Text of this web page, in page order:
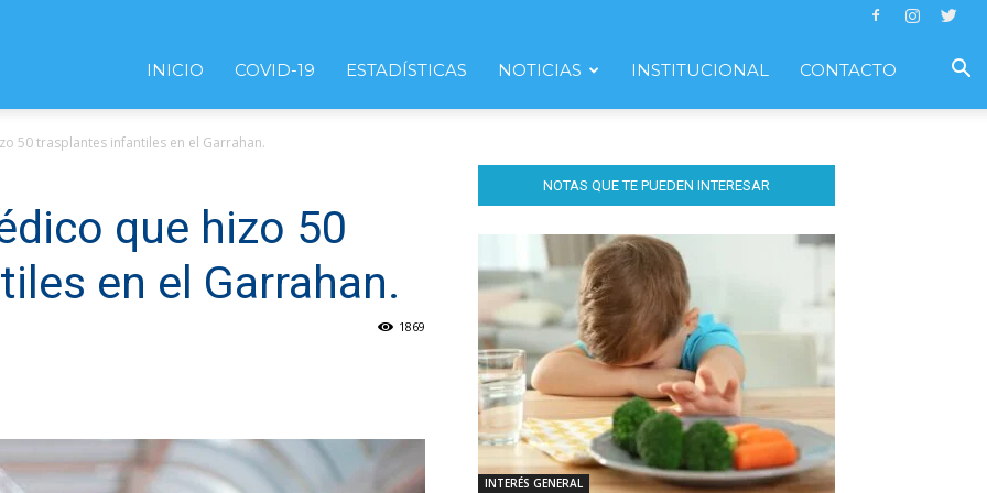
INICIO COVID-19 ESTADÍSTICAS NOTICIAS INSTITUCIONAL CONTACTO
50 trasplantes infantiles en el Garrahan.
que hizo 50
en el Garrahan.
1869
NOTAS QUE TE PUEDEN INTERESAR
INTERÉS GENERAL